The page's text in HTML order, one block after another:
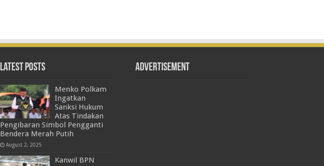
Latest Posts
Menko Polkam
Ingatkan
Sanksi Hukum
Atas Tindakan
Pengibaran Simbol Pengganti
Bendera Merah Putih
August 2, 2025
Kanwil BPN
Advertisement